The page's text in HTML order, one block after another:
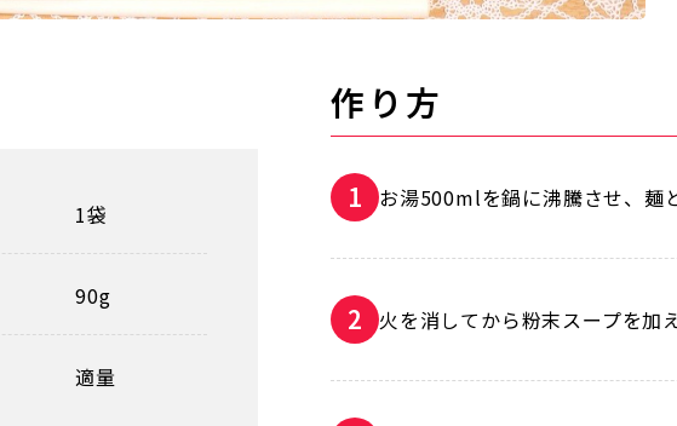
1袋
90g
適量
作り方
お湯500mlを鍋に沸騰させ、麺
火を消してから粉末スープを加